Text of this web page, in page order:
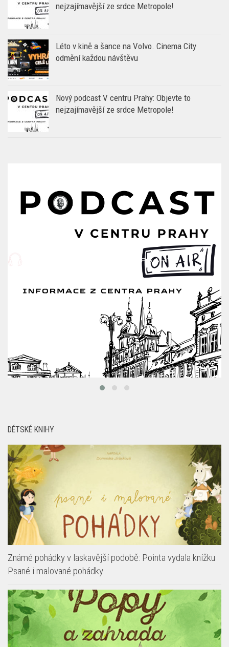
nejzajímavější ze srdce Metropole!
Léto v kině a šance na Volvo. Cinema City
odmění každou návštěvu
Nový podcast V centru Prahy: Objevte to
nejzajímavější ze srdce Metropole!
DÉTSKÉ KNIHY
Známé pohádky v laskavější podobě: Pointa vydala knížku
Psané i malované pohádky